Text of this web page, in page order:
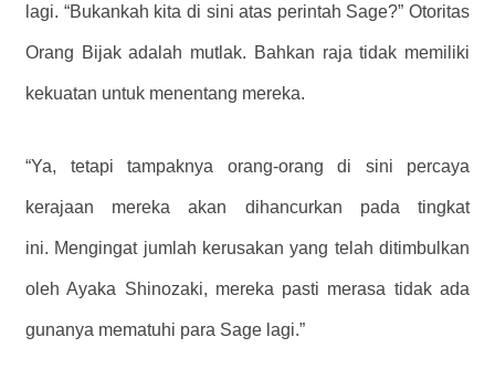
lagi. “Bukankah kita di sini atas perintah Sage?” Otoritas
Orang Bijak adalah mutlak. Bahkan raja tidak memiliki
kekuatan untuk menentang mereka.
“Ya, tetapi tampaknya orang-orang di sini percaya
kerajaan mereka akan dihancurkan pada tingkat
ini. Mengingat jumlah kerusakan yang telah ditimbulkan
oleh Ayaka Shinozaki, mereka pasti merasa tidak ada
gunanya mematuhi para Sage lagi.”